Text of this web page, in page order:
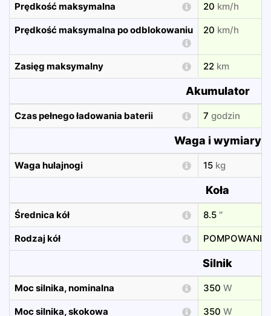
Prędkość maksymalna 20 km/h
Prędkość maksymalna po odblokowaniu 20 km/h
Zasięg maksymalny 22 km
Akumulator
Czas pełnego ładowania baterii 7 godzin
Waga i wymiary
Waga hulajnogi 15 kg
Koła
Średnica kół 8.5 ″
Rodzaj kół POMPOWANE
Silnik
Moc silnika, nominalna 350 W
Moc silnika, skokowa 350 W